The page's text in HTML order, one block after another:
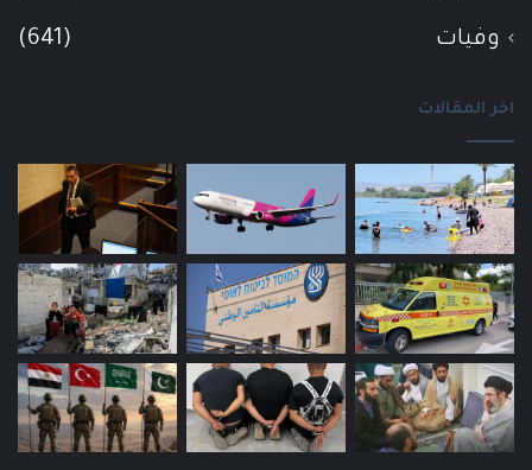
وفيات (641)
اخر المقالات